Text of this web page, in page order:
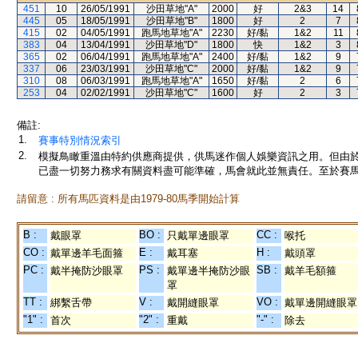
451
10 26/05/1991 沙田草地"A" 2000 好 2&3 14
445
05 18/05/1991 沙田草地"B" 1800 好 2 7
415
02 04/05/1991 跑馬地草地"A" 2230 好/黏 1&2 11
383
04 13/04/1991 沙田草地"D" 1800 快 1&2 3
365
02 06/04/1991 跑馬地草地"A" 2400 好/黏 1&2 9
337
06 23/03/1991 沙田草地"C" 2000 好/黏 1&2 9
310
08 06/03/1991 跑馬地草地"A" 1650 好/黏 2 6
253
04 02/02/1991 沙田草地"C" 1600 好 2 3
備註:
1.
賽事特別情況索引
2.
模擬鳥瞰重溫由特約供應商提供，供馬迷作個人娛樂資訊之用。但
已盡一切努力務求有關資料盡可能準確，馬會就此並無責任。至於賽
請留意 : 所有馬匹資料是由1979-80馬季開始計算
B : 戴眼罩 BO : 只戴單邊眼罩 CC :
喉托
CO : 戴單邊羊毛面箍 E : 戴耳塞 H :
戴頭罩
PC : 戴半掩防沙眼罩 PS :
戴單邊半掩防沙眼
罩
SB : 戴羊毛額箍
TT : 綁繫舌帶 V : 戴開縫眼罩 VO : 戴單邊開縫眼罩
"1" :
首次 "2" : 重戴 "-" : 除去